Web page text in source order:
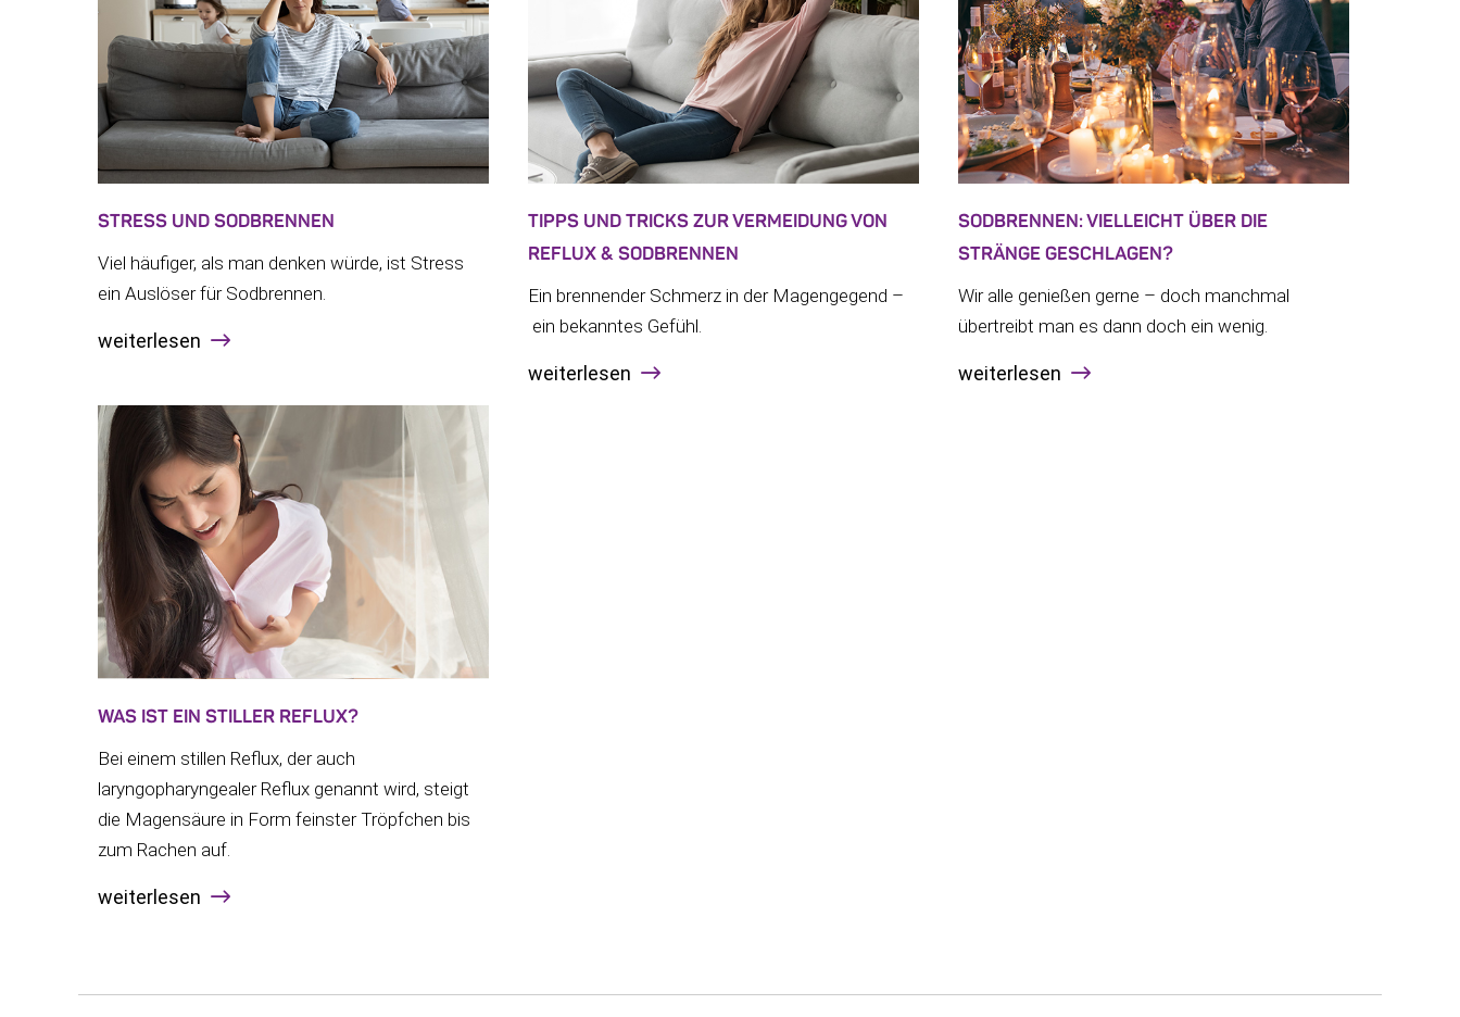
STRESS UND SODBRENNEN
Viel häufiger, als man denken würde, ist Stress
ein Auslöser für Sodbrennen.
weiterlesen
TIPPS UND TRICKS ZUR VERMEIDUNG VON
REFLUX & SODBRENNEN
Ein brennender Schmerz in der Magengegend –
ein bekanntes Gefühl.
weiterlesen
SODBRENNEN: VIELLEICHT ÜBER DIE
STRÄNGE GESCHLAGEN?
Wir alle genießen gerne – doch manchmal
übertreibt man es dann doch ein wenig.
weiterlesen
WAS IST EIN STILLER REFLUX?
Bei einem stillen Reflux, der auch
laryngopharyngealer Reflux genannt wird, steigt
die Magensäure in Form feinster Tröpfchen bis
zum Rachen auf.
weiterlesen